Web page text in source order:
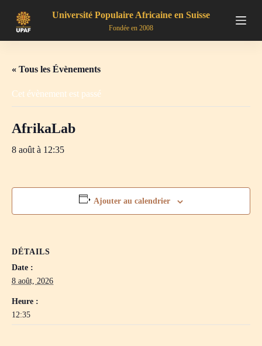
s
a
c
o
t
n
Université Populaire Africaine en Suisse
Fondée en 2008
« Tous les Évènements
Cet évènement est passé
AfrikaLab
8 août à 12:35
Ajouter au calendrier
DÉTAILS
Date :
8 août, 2026
Heure :
12:35